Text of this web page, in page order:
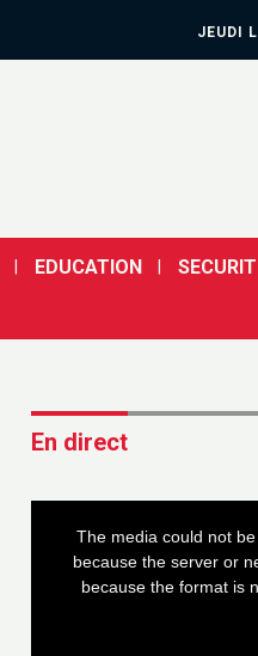
JEUDI
EDUCATION
En direct
The media could not
because the server or
because the format is